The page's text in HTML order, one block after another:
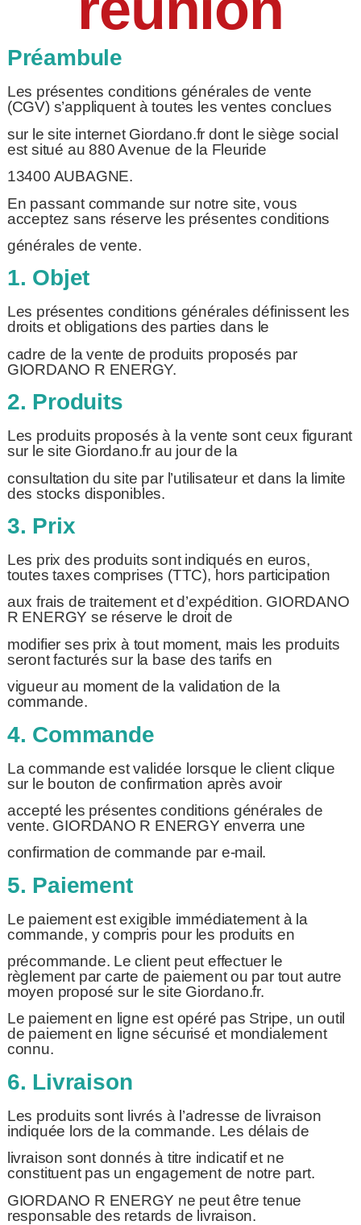
Préambule
Les présentes conditions générales de vente
(CGV) s’appliquent à toutes les ventes conclues
sur le site internet Giordano.fr dont le siège social
est situé au 880 Avenue de la Fleuride
13400 AUBAGNE.
En passant commande sur notre site, vous
acceptez sans réserve les présentes conditions
générales de vente.
1. Objet
Les présentes conditions générales définissent les
droits et obligations des parties dans le
cadre de la vente de produits proposés par
GIORDANO R ENERGY.
2. Produits
Les produits proposés à la vente sont ceux figurant
sur le site Giordano.fr au jour de la
consultation du site par l’utilisateur et dans la limite
des stocks disponibles.
3. Prix
Les prix des produits sont indiqués en euros,
toutes taxes comprises (TTC), hors participation
aux frais de traitement et d’expédition. GIORDANO
R ENERGY se réserve le droit de
modifier ses prix à tout moment, mais les produits
seront facturés sur la base des tarifs en
vigueur au moment de la validation de la
commande.
4. Commande
La commande est validée lorsque le client clique
sur le bouton de confirmation après avoir
accepté les présentes conditions générales de
vente. GIORDANO R ENERGY enverra une
confirmation de commande par e-mail.
5. Paiement
Le paiement est exigible immédiatement à la
commande, y compris pour les produits en
précommande. Le client peut effectuer le
règlement par carte de paiement ou par tout autre
moyen proposé sur le site Giordano.fr.
Le paiement en ligne est opéré pas Stripe, un outil
de paiement en ligne sécurisé et mondialement
connu.
6. Livraison
Les produits sont livrés à l’adresse de livraison
indiquée lors de la commande. Les délais de
livraison sont donnés à titre indicatif et ne
constituent pas un engagement de notre part.
GIORDANO R ENERGY ne peut être tenue
responsable des retards de livraison.